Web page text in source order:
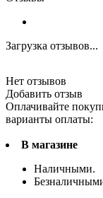
Загрузка отзывов...
Нет отзывов
Добавить отзыв
Оплачивайте
варианты оплаты:
В магазине
Наличными.